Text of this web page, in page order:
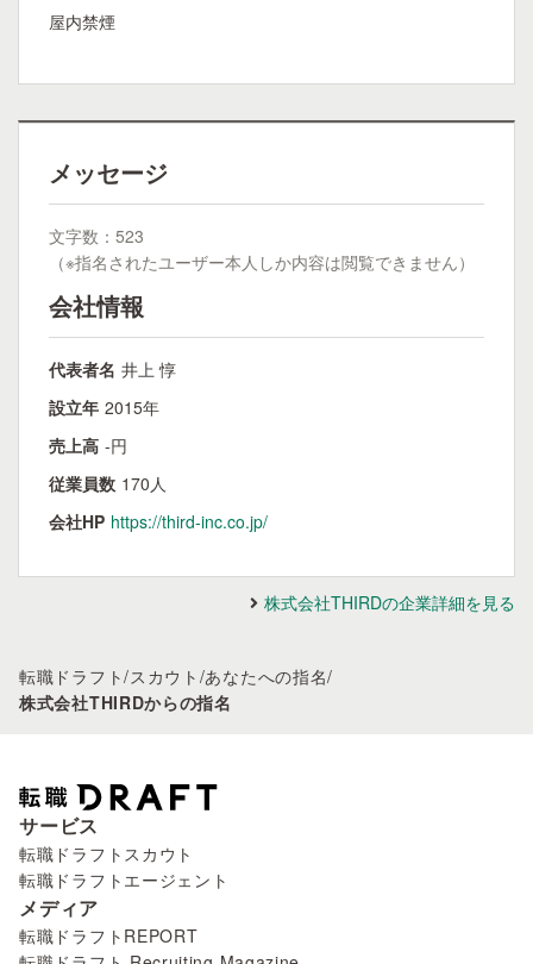
屋内禁煙
メッセージ
文字数：523
（※指名されたユーザー本人しか内容は閲覧できません）
会社情報
代表者名 井上 惇
設立年 2015年
売上高 -円
従業員数 170人
会社HP https://third-inc.co.jp/
株式会社THIRDの企業詳細を見る
転職ドラフト/スカウト /あなたへの指名/
株式会社THIRDからの指名
サービス
転職ドラフトスカウト
転職ドラフトエージェント
メディア
転職ドラフトREPORT